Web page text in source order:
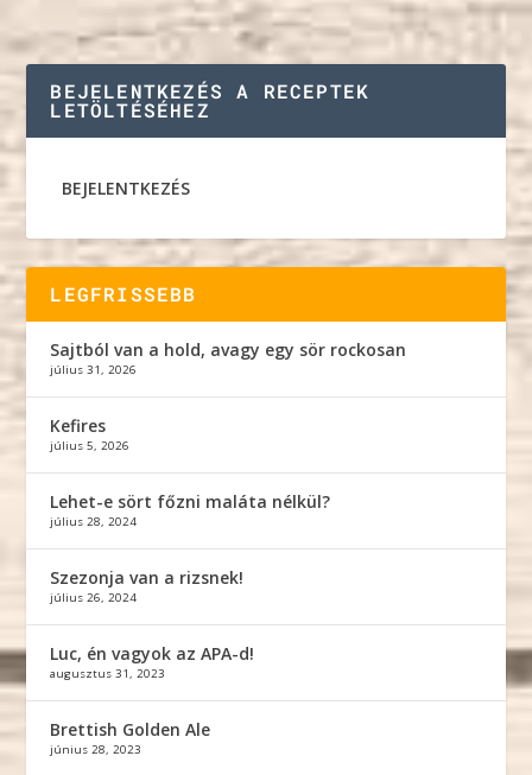
BEJELENTKEZÉS A RECEPTEK
LETÖLTÉSÉHEZ
BEJELENTKEZÉS
LEGFRISSEBB
Sajtból van a hold, avagy egy sör rockosan
július 31, 2026
Kefires
július 5, 2026
Lehet-e sört főzni maláta nélkül?
július 28, 2024
Szezonja van a rizsnek!
július 26, 2024
Luc, én vagyok az APA-d!
augusztus 31, 2023
Brettish Golden Ale
június 28, 2023